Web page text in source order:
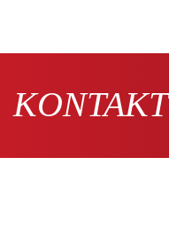
KONTAKT